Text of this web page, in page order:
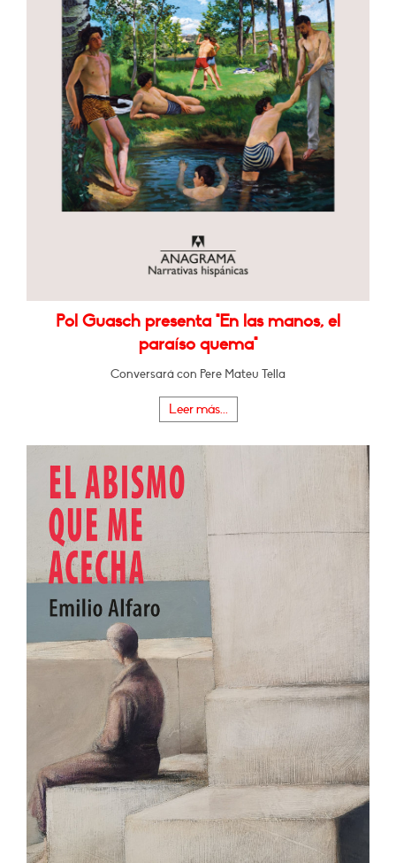
Pol Guasch presenta "En las manos, el
paraíso quema"
Conversará con Pere Mateu Tella
Leer más...